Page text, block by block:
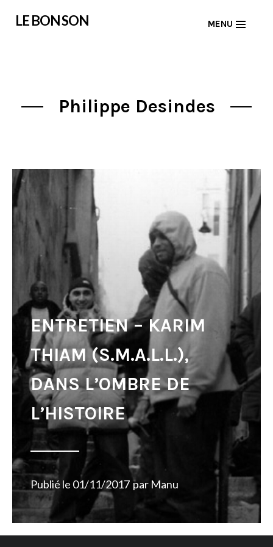
LE BON SON MENU
Philippe Desindes
ENTRETIEN – KARIM
THIAM (S.M.A.L.L.),
DANS L’OMBRE DE
L’HISTOIRE
Publié le 01/11/2017 par Manu